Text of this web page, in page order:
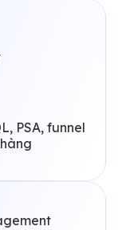
PSA, funnel